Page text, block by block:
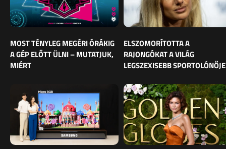
MOST TÉNYLEG MEGÉRI ÓRÁKIG
A GÉP ELŐTT ÜLNI – MUTATJUK,
MIÉRT
ELSZOMORÍTOTTA A
RAJONGÓKAT A VILÁG
LEGSZEXISEBB SPORTOLÓNŐJE